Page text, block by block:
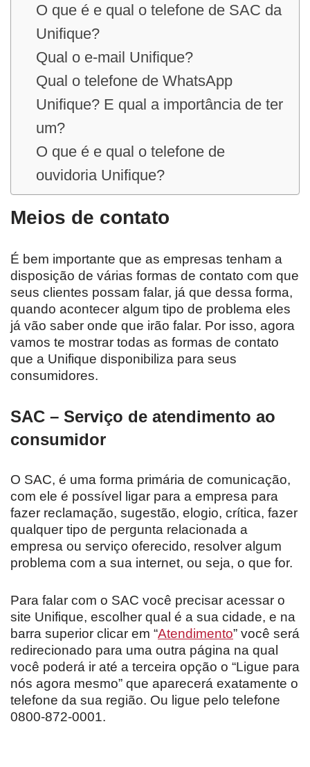
O que é e qual o telefone de SAC da
Unifique?
Qual o e-mail Unifique?
Qual o telefone de WhatsApp
Unifique? E qual a importância de ter
um?
O que é e qual o telefone de
ouvidoria Unifique?
Meios de contato
É bem importante que as empresas tenham a
disposição de várias formas de contato com que
seus clientes possam falar, já que dessa forma,
quando acontecer algum tipo de problema eles
já vão saber onde que irão falar. Por isso, agora
vamos te mostrar todas as formas de contato
que a Unifique disponibiliza para seus
consumidores.
SAC – Serviço de atendimento ao
consumidor
O SAC, é uma forma primária de comunicação,
com ele é possível ligar para a empresa para
fazer reclamação, sugestão, elogio, crítica, fazer
qualquer tipo de pergunta relacionada a
empresa ou serviço oferecido, resolver algum
problema com a sua internet, ou seja, o que for.
Para falar com o SAC você precisar acessar o
site Unifique, escolher qual é a sua cidade, e na
barra superior clicar em “Atendimento” você será
redirecionado para uma outra página na qual
você poderá ir até a terceira opção o “Ligue para
nós agora mesmo” que aparecerá exatamente o
telefone da sua região. Ou ligue pelo telefone
0800-872-0001.